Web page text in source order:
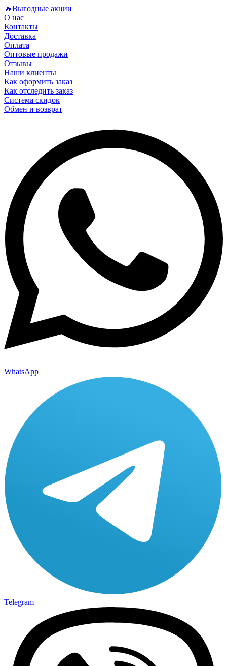
🔥Выгодные акции
О нас
Контакты
Доставка
Оплата
Оптовые продажи
Отзывы
Наши клиенты
Как оформить заказ
Как отследить заказ
Система скидок
Обмен и возврат
WhatsApp
Telegram